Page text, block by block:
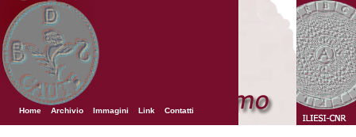
Home Archivio Immagini Link Contatti